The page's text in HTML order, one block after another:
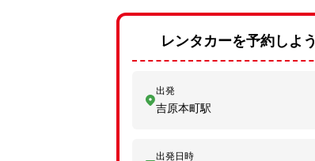
レンタカーを予約しよう
出発
吉原本町駅
出発日時